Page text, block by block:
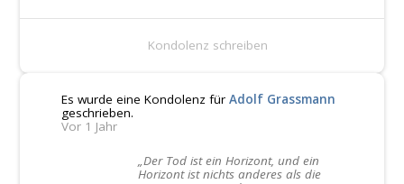
Kondolenz schreiben
Es wurde eine Kondolenz fürAdolf Grassmann
geschrieben.
Vor 1 Jahr
„Der Tod ist ein Horizont, und ein
Horizont ist nichts anderes als die